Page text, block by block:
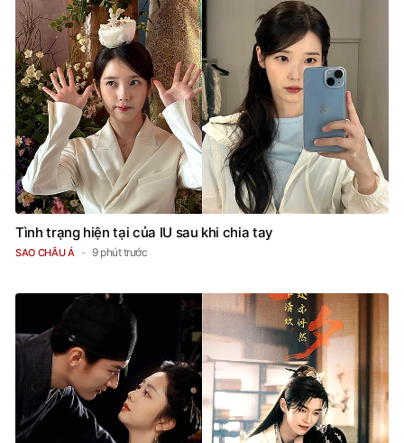
Tình trạng hiện tại của IU sau khi chia tay
SAO CHÂU Á 9 phút trước